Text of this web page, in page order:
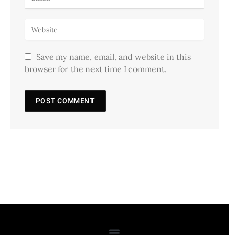
Save my name, email, and website in this
browser for the next time I comment.